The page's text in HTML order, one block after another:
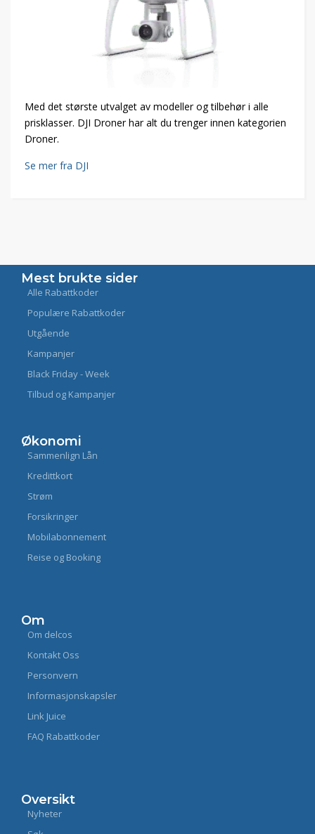
Med det største utvalget av modeller og tilbehør i alle
prisklasser. DJI Droner har alt du trenger innen kategorien
Droner.
Se mer fra DJI
Mest brukte sider
Alle Rabattkoder
Populære Rabattkoder
Utgående
Kampanjer
Black Friday - Week
Tilbud og Kampanjer
Økonomi
Sammenlign Lån
Kredittkort
Strøm
Forsikringer
Mobilabonnement
Reise og Booking
Om
Om delcos
Kontakt Oss
Personvern
Informasjonskapsler
Link Juice
FAQ Rabattkoder
Oversikt
Nyheter